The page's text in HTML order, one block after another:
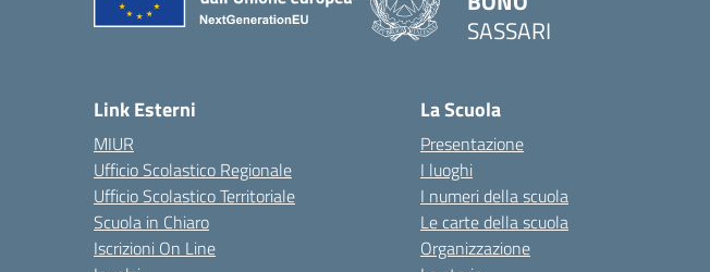
SASSARI
Link Esterni
MIUR
Ufficio Scolastico Regionale
Ufficio Scolastico Territoriale
Scuola in Chiaro
Iscrizioni On Line
La Scuola
Presentazione
I luoghi
I numeri della scuola
Le carte della scuola
Organizzazione